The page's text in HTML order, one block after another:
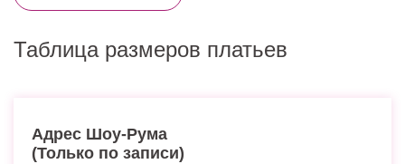
Таблица размеров платьев
Адрес Шоу-Рума
(Только по записи)